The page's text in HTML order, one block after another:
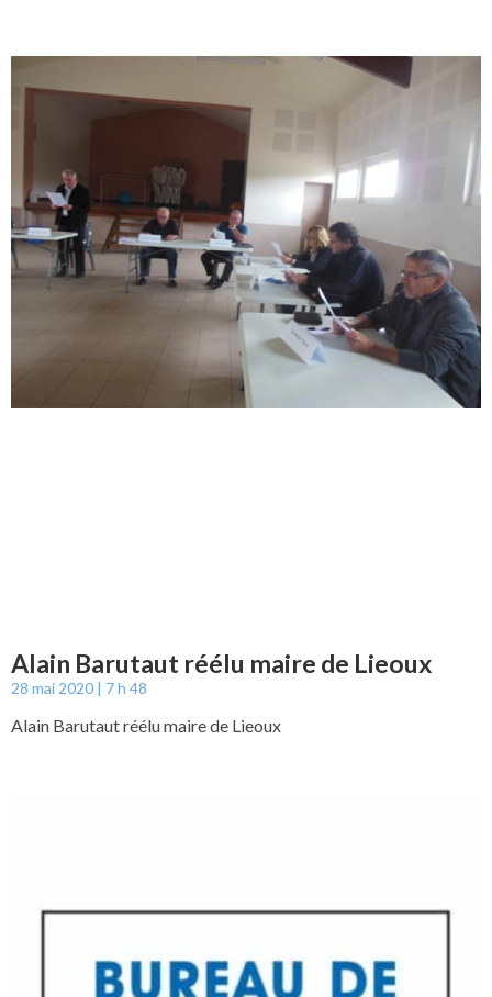
Alain Barutaut réélu maire de Lieoux
28 mai 2020 7 h 48
Alain Barutaut réélu maire de Lieoux